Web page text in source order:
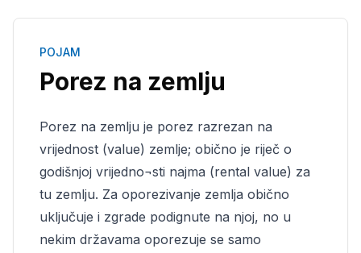
POJAM
Porez na zemlju
Porez na zemlju je porez razrezan na
vrijednost (value) zemlje; obično je riječ o
godišnjoj vrijedno¬sti najma (rental value) za
tu zemlju. Za oporezivanje zemlja obično
uključuje i zgrade podignute na njoj, no u
nekim državama oporezuje se samo